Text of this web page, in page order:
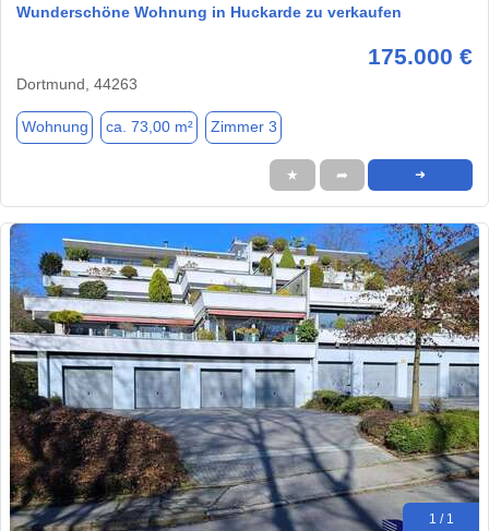
Wunderschöne Wohnung in Huckarde zu verkaufen
175.000 €
Dortmund, 44263
Wohnung ca. 73,00 m² Zimmer 3
★ ➦ ➜
1 / 1